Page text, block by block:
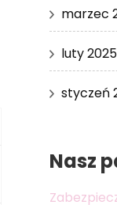
marzec
luty 2025
styczeń
Nasz